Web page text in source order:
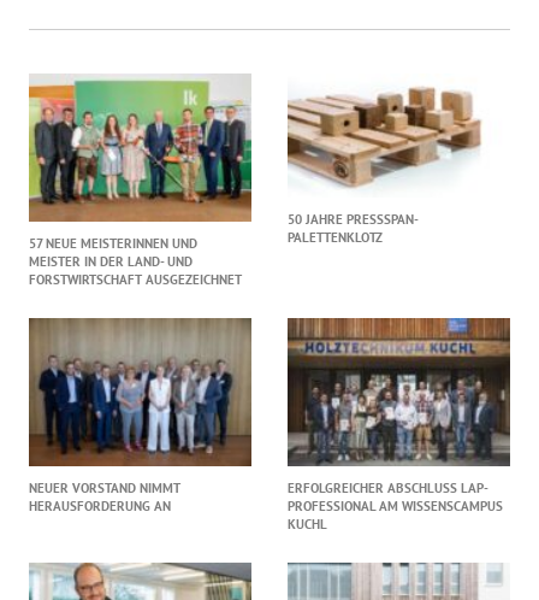
57 NEUE MEISTERINNEN UND
MEISTER IN DER LAND- UND
FORSTWIRTSCHAFT AUSGEZEICHNET
50 JAHRE PRESSSPAN-
PALETTENKLOTZ
NEUER VORSTAND NIMMT
HERAUSFORDERUNG AN
ERFOLGREICHER ABSCHLUSS LAP-
PROFESSIONAL AM WISSENSCAMPUS
KUCHL